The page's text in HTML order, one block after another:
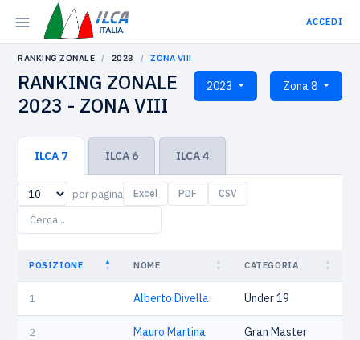
ACCEDI
RANKING ZONALE 2023 ZONA VIII
RANKING ZONALE
2023 - ZONA VIII
2023 Zona 8
ILCA 7 ILCA 6 ILCA 4
per pagina Excel PDF CSV
POSIZIONE NOME CATEGORIA
1 Alberto Divella Under 19
2 Mauro Martina Gran Master